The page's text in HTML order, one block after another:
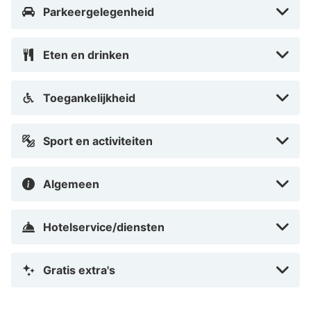
Parkeergelegenheid
Eten en drinken
Toegankelijkheid
Sport en activiteiten
Algemeen
Hotelservice/diensten
Gratis extra's